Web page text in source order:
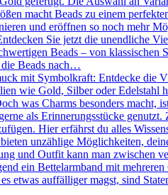
macht Beads zu einem
und eröffnen so noch mehr
Sie jetzt die unendliche
Beads – von
Beads nach…
mit Symbolkraft: Entdecke die
wie Gold, Silber oder
was Charms besonders macht,
als Erinnerungsstücke
Hier erfährst du alles
unzählige Möglichkeiten,
und Outfit kann man zwischen
ein Bettelarmband mit
etwas auffälliger magst, sind